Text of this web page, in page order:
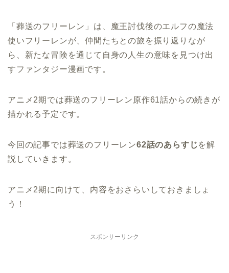
「葬送のフリーレン」は、魔王討伐後のエルフの魔法
使いフリーレンが、仲間たちとの旅を振り返りなが
ら、新たな冒険を通じて自身の人生の意味を見つけ出
すファンタジー漫画です。
アニメ2期では葬送のフリーレン原作61話からの続きが
描かれる予定です。
今回の記事では葬送のフリーレン62話のあらすじを解
説していきます。
アニメ2期に向けて、内容をおさらいしておきましょ
う！
スポンサーリンク